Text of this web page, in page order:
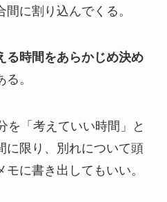
に割り込んでくる。
る時間をあらかじめ決め
。
を「考えていい時間」と
に限り、別れについて頭
に書き出してもいい。